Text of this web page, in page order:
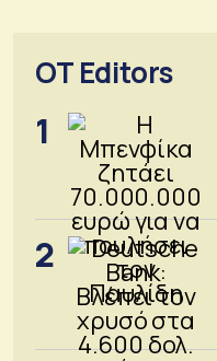
OT Editors
1
2